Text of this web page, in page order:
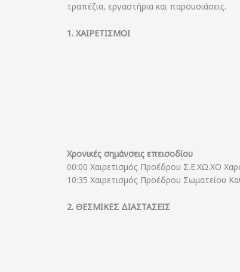
τραπέζια, εργαστήρια και παρουσιάσεις.
1. ΧΑΙΡΕΤΙΣΜΟΙ
Χρονικές σημάνσεις επεισοδίου
00:00 Χαιρετισμός Προέδρου Σ.Ε.ΧΩ.ΧΟ
10:35 Χαιρετισμός Προέδρου Σωματείου
2. ΘΕΣΜΙΚΕΣ ΔΙΑΣΤΑΣΕΙΣ